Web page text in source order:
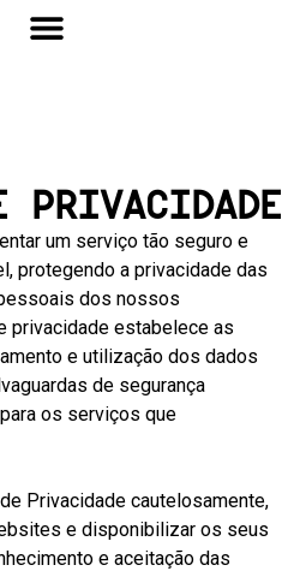
PRIVACIDADE
um serviço tão seguro e
protegendo a privacidade das
dos nossos
privacidade estabelece as
e utilização dos dados
de segurança
os serviços que
Privacidade cautelosamente,
e disponibilizar os seus
e aceitação das